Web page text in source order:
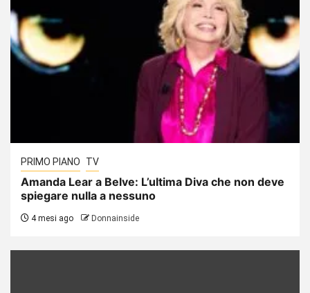
PRIMO PIANO TV
Amanda Lear a Belve: L’ultima Diva che non deve
spiegare nulla a nessuno
4 mesi ago Donnainside